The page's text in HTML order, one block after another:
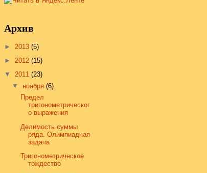
Архив
► 2013 (5)
► 2012 (15)
▼ 2011 (23)
▼ ноября(6)
Предел
тригонометрическог
о выражения
Делимость суммы
ряда. Олимпиадная
задача
Тригонометрическое
тождество